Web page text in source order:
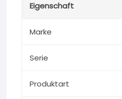
Eigenschaft
Marke
Serie
Produktart